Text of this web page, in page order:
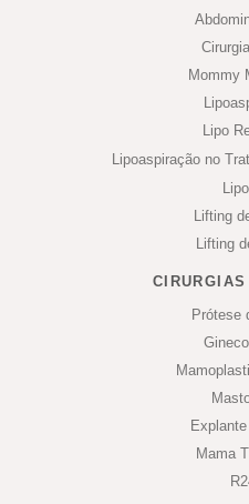
Mommy
Lipo
Lipoaspiração no
Lifting
Lifting
Prótese
Mama